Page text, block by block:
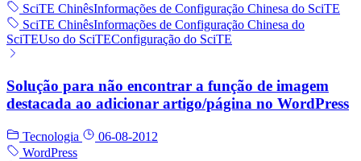
SciTE ChinêsInformações de Configuração Chinesa do SciTE
SciTE ChinêsInformações de Configuração Chinesa do
SciTEUso do SciTEConfiguração do SciTE
Solução para não encontrar a função de imagem
destacada ao adicionar artigo/página no WordPress
Tecnologia
06-08-2012
WordPress